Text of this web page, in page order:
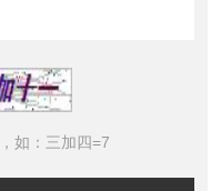
如：三加四=7